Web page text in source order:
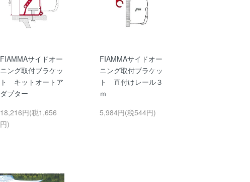
FIAMMAサイドオー
ニング取付ブラケッ
ト キットオートア
ダプター
18,216円(税1,656
円)
FIAMMAサイドオー
ニング取付ブラケッ
ト 直付けレール３
ｍ
5,984円(税544円)